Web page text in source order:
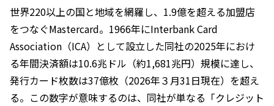
世界220以上の国と地域を網羅し、1.9億を超える加盟店
をつなぐMastercard。1966年にInterbank Card
Association（ICA）として設立した同社の2025年におけ
る年間決済額は10.6兆ドル（約1,681兆円）規模に達し、
発行カード枚数は37億枚（2026年３月31日現在）を超え
る。この数字が意味するのは、同社が単なる「クレジット